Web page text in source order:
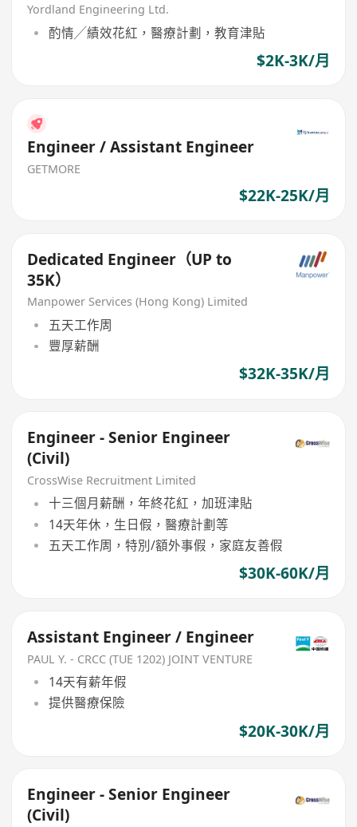
Yordland Engineering Ltd.
酌情╱績效花紅，醫療計劃，教育津貼
$2K-3K/月
Engineer / Assistant Engineer
GETMORE
$22K-25K/月
Dedicated Engineer（UP to
35K）
Manpower Services (Hong Kong) Limited
五天工作周
豐厚薪酬
$32K-35K/月
Engineer - Senior Engineer
(Civil)
CrossWise Recruitment Limited
十三個月薪酬，年終花紅，加班津貼
14天年休，生日假，醫療計劃等
五天工作周，特別/額外事假，家庭友善假
$30K-60K/月
Assistant Engineer / Engineer
PAUL Y. - CRCC (TUE 1202) JOINT VENTURE
14天有薪年假
提供醫療保險
$20K-30K/月
Engineer - Senior Engineer
(Civil)